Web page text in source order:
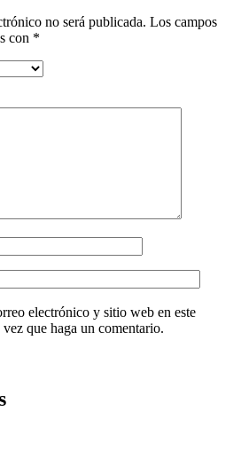
no será publicada. Los campos
con *
electrónico y sitio web en este
que haga un comentario.